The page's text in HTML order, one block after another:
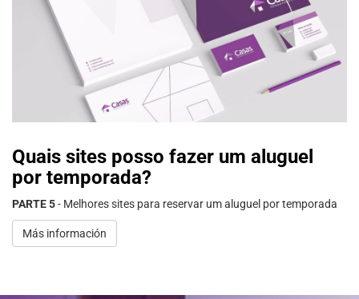
Quais sites posso fazer um aluguel
por temporada?
PARTE 5- Melhores sites para reservar um aluguel por temporada
Más información